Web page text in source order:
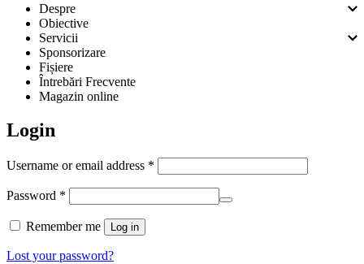
Despre
Obiective
Servicii
Sponsorizare
Fișiere
Întrebări Frecvente
Magazin online
Login
Username or email address *
Password *
Remember me Log in
Lost your password?